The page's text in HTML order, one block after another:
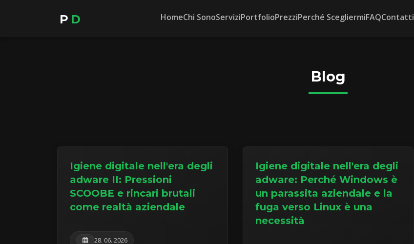
P D HomeChi SonoServiziPortfolioPrezziPerché ScegliermiFAQContatti
Blog
Igiene digitale nell'era degli
adware II: Pressioni
SCOOBE e rincari brutali
come realtà aziendale
28. 06. 2026
Igiene digitale nell'era degli
adware: Perché Windows è
un parassita aziendale e la
fuga verso Linux è una
necessità